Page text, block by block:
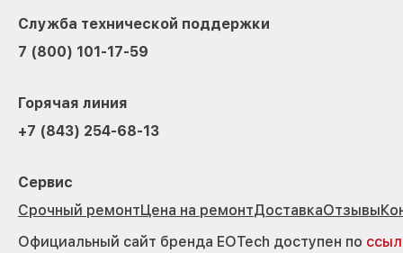
Служба технической поддержки
7 (800) 101-17-59
Горячая линия
+7 (843) 254-68-13
Сервис
Срочный ремонтЦена на ремонтДоставкаОтзывы
Официальный сайт бренда EOTech доступен по